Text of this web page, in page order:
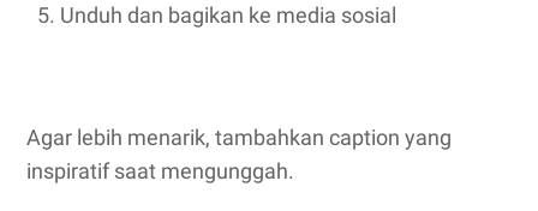
Unduh dan bagikan ke media sosial
Agar lebih menarik, tambahkan caption yang
inspiratif saat mengunggah.